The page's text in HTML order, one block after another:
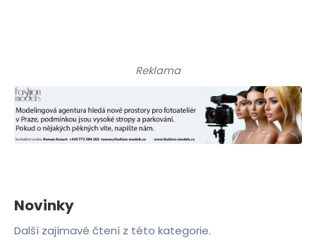
Reklama
Novinky
Další zajímavé čtení z této kategorie.